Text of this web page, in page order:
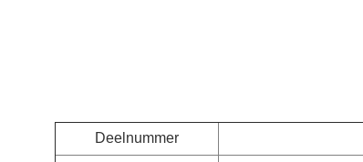
Deelnummer